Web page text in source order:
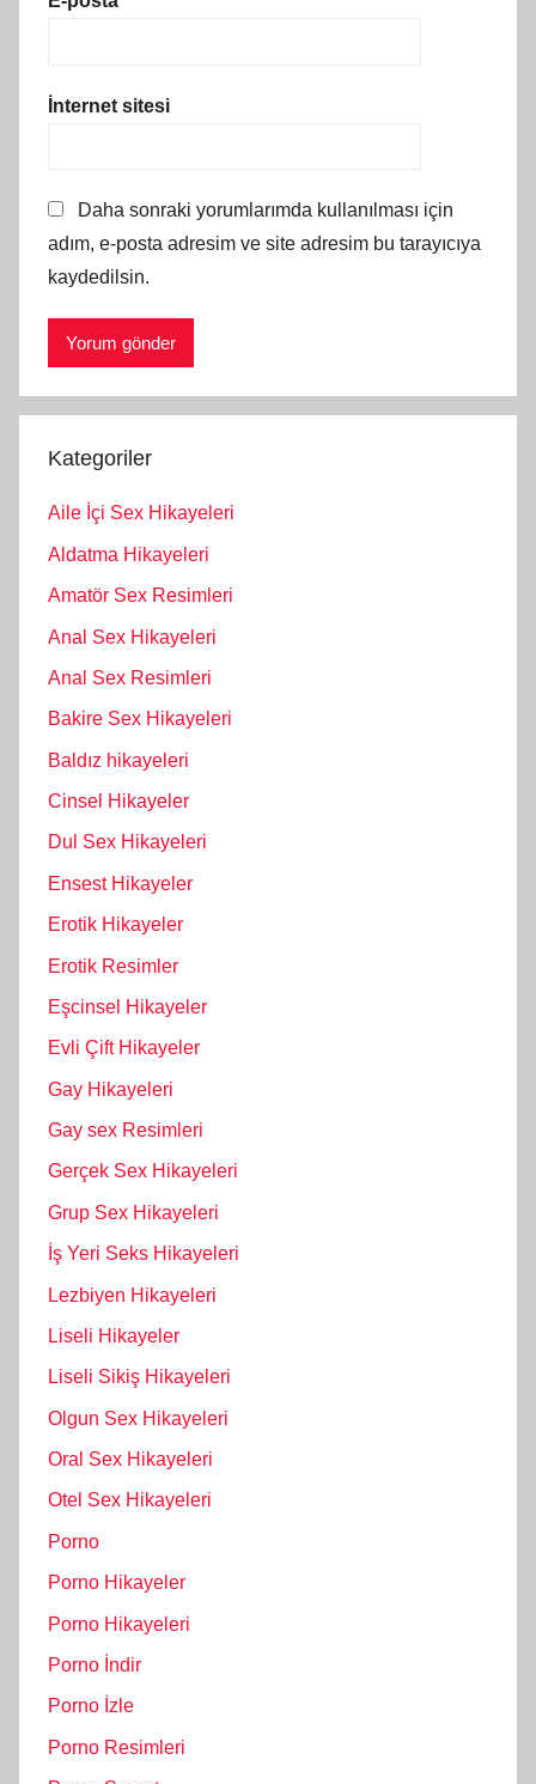
İnternet sitesi
Daha sonraki yorumlarımda kullanılması için
adım, e-posta adresim ve site adresim bu tarayıcıya
kaydedilsin.
Kategoriler
Aile İçi Sex Hikayeleri
Aldatma Hikayeleri
Amatör Sex Resimleri
Anal Sex Hikayeleri
Anal Sex Resimleri
Bakire Sex Hikayeleri
Baldız hikayeleri
Cinsel Hikayeler
Dul Sex Hikayeleri
Ensest Hikayeler
Erotik Hikayeler
Erotik Resimler
Eşcinsel Hikayeler
Evli Çift Hikayeler
Gay Hikayeleri
Gay sex Resimleri
Gerçek Sex Hikayeleri
Grup Sex Hikayeleri
İş Yeri Seks Hikayeleri
Lezbiyen Hikayeleri
Liseli Hikayeler
Liseli Sikiş Hikayeleri
Olgun Sex Hikayeleri
Oral Sex Hikayeleri
Otel Sex Hikayeleri
Porno
Porno Hikayeler
Porno Hikayeleri
Porno İndir
Porno İzle
Porno Resimleri